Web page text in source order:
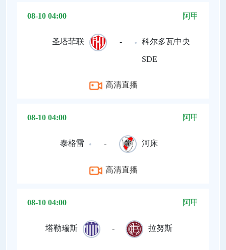
08-10 04:00 阿甲
圣塔菲联 - 科尔多瓦中央
SDE
高清直播
08-10 04:00 阿甲
泰格雷 - 河床
高清直播
08-10 04:00 阿甲
塔勒瑞斯 - 拉努斯